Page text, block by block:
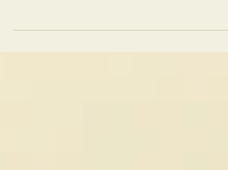
ミネラル不足になり...